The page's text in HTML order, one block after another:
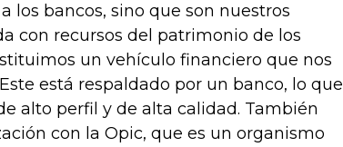
los bancos, sino que son nuestros
con recursos del patrimonio de los
un vehículo financiero que nos
está respaldado por un banco, lo que
alto perfil y de alta calidad. También
con la Opic, que es un organismo